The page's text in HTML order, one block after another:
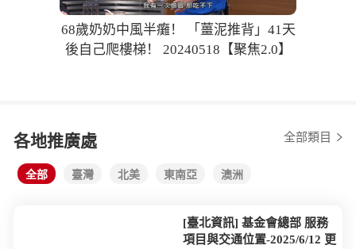
68歲奶奶中風半癱！ 「薑泥推背」41天
後自己爬樓梯！ 20240518【聚焦2.0】
各地推廣處 全部類目
全部 臺灣 北美 東南亞 澳洲
[臺北資訊] 基金會總部 服務
項目與交通位置-2025/6/12 更